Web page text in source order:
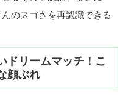
のスゴさを再認識できる
ドリームマッチ！こ
顔ぶれ